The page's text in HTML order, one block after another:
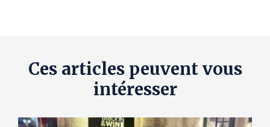
Ces articles peuvent vous
intéresser